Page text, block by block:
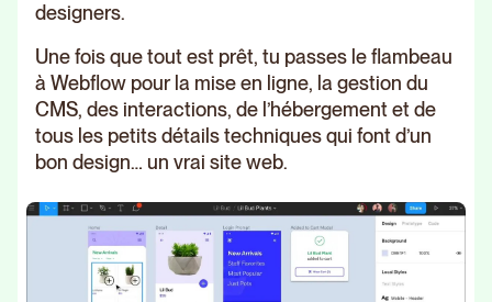
designers.
Une fois que tout est prêt, tu passes le flambeau
à Webflow pour la mise en ligne, la gestion du
CMS, des interactions, de l’hébergement et de
tous les petits détails techniques qui font d’un
bon design… un vrai site web.